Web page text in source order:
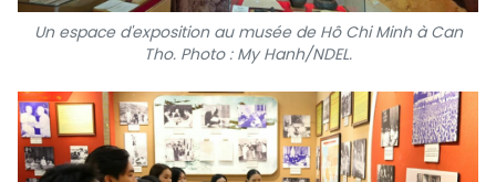
Un espace d'exposition au musée de Hô Chi Minh à Can
Tho. Photo : My Hanh/NDEL.